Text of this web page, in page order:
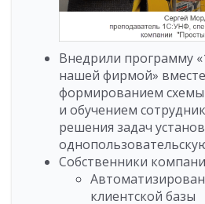
Внедрили программу
нашей фирмой»
формированием
и обучением
решения задач
Собственники
клиентской базы